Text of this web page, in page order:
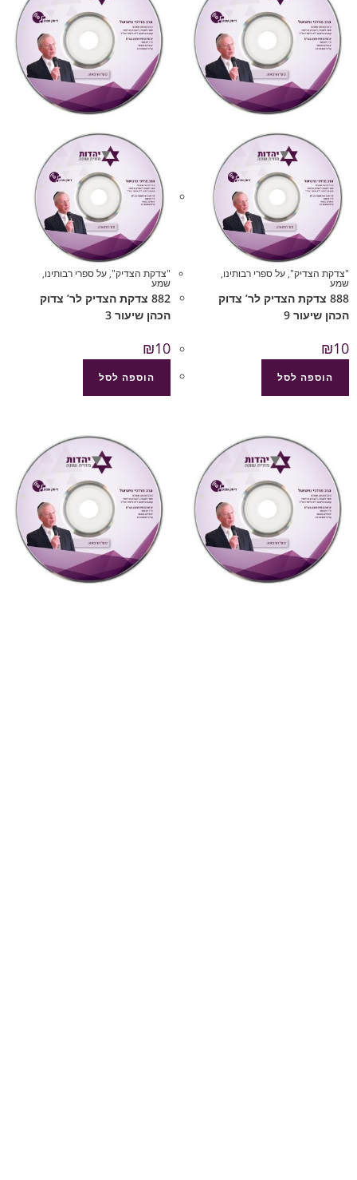
"צדקת הצדיק",על ספרי רבותינו,
שמע
888 צדקת הצדיק לר’ צדוק
הכהן שיעור 9
₪10
הוספה לסל
"צדקת הצדיק",על ספרי רבותינו,
שמע
882 צדקת הצדיק לר’ צדוק
הכהן שיעור 3
₪10
הוספה לסל